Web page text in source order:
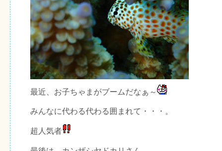
最近、お子ちゃまがブームだなぁ～
みんなに代わる代わる囲まれて・・・。
超人気者